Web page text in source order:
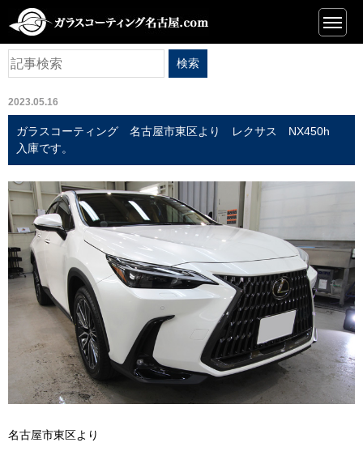
ニュース
2023.05.16
ガラスコーティング 名古屋市東区より レクサス NX450h
入庫です。
名古屋市東区より